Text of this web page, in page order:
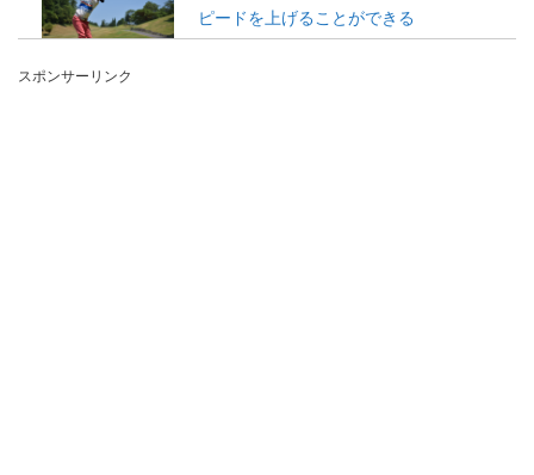
ピードを上げることができる
スポンサーリンク